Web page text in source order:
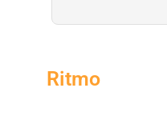
Ritmo